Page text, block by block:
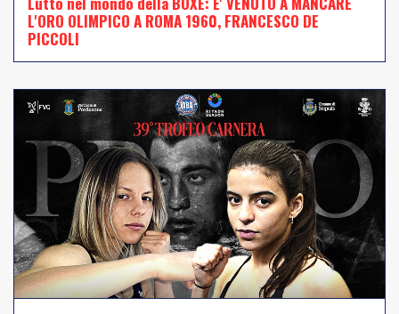
L'ORO OLIMPICO A ROMA 1960, FRANCESCO DE
PICCOLI